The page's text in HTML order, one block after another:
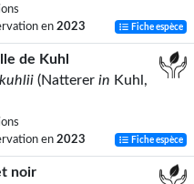
en 2023 Fiche espèce
de Kuhl
(Natterer in Kuhl,
en 2023 Fiche espèce
noir